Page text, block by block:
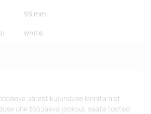
95 mm
white
pärast kujunduse kinnitamist.
ühe tööpäeva jooksul, saate tooted